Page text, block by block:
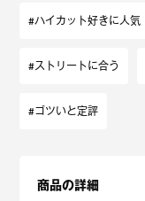
#ハイカット好きに人気
#ストリートに合う
#ゴツいと定評
商品の詳細